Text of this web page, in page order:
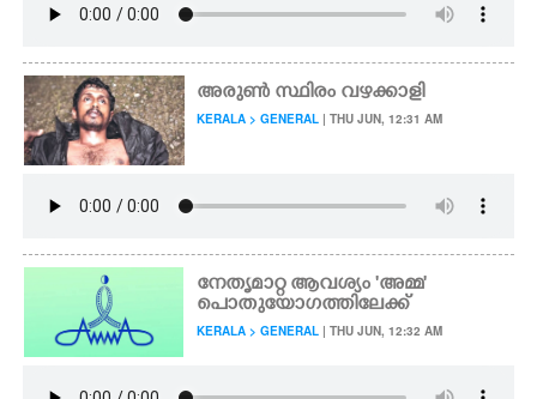
അരുൺ സ്ഥിരം വഴക്കാളി
KERALA > GENERAL | THU JUN, 12:31 AM
നേതൃമാറ്റ ആവശ്യം 'അമ്മ'
പൊതുയോഗത്തിലേക്ക്
KERALA > GENERAL | THU JUN, 12:32 AM